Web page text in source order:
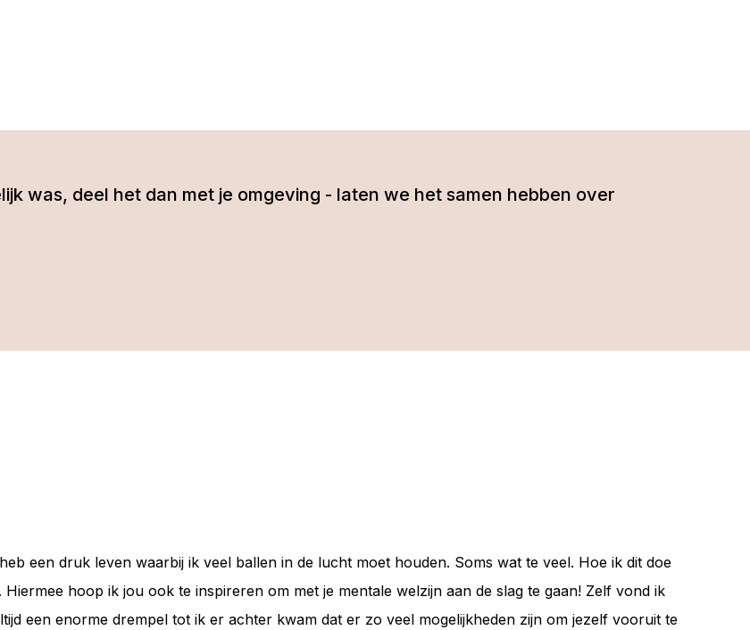
was, deel het dan met je omgeving - laten we het samen hebben over
een druk leven waarbij ik veel ballen in de lucht moet houden. Soms wat te veel. Hoe ik dit doe
Hiermee hoop ik jou ook te inspireren om met je mentale welzijn aan de slag te gaan! Zelf vond ik
een enorme drempel tot ik er achter kwam dat er zo veel mogelijkheden zijn om jezelf vooruit te